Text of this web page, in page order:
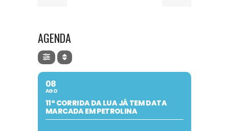
AGENDA
08
AGO
11ª CORRIDA DA LUA JÁ TEM DATA
MARCADA EM PETROLINA